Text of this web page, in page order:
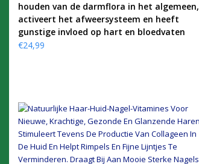
houden van de darmflora in het algemeen,
activeert het afweersysteem en heeft
gunstige invloed op hart en bloedvaten
€24,99